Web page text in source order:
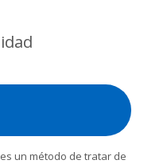
un método de tratar de